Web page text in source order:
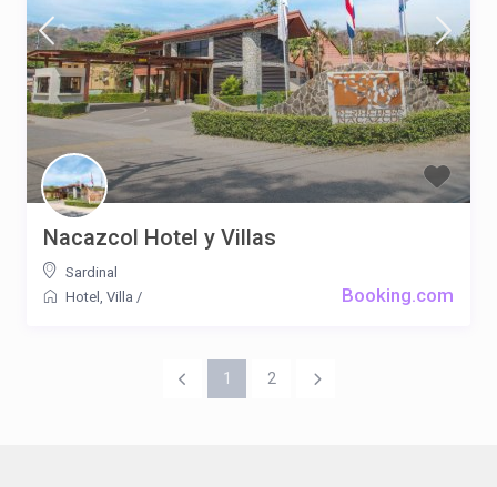
Booking.com
Nacazcol Hotel y Villas
Sardinal
Hotel , Villa /
1 2